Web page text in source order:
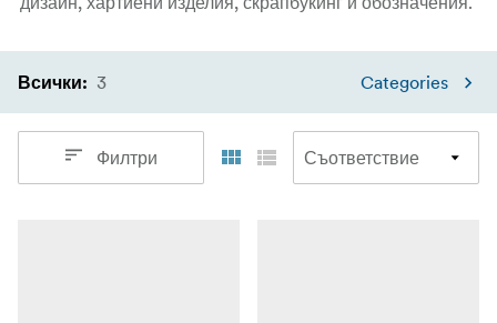
Всички: 3 Categories
Филтри